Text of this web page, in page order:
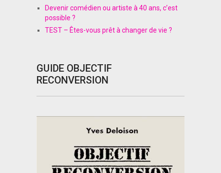
Devenir comédien ou artiste à 40 ans, c’est
possible ?
TEST – Êtes-vous prêt à changer de vie ?
GUIDE OBJECTIF
RECONVERSION